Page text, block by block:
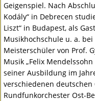
Geigenspiel. Nach
Kodály“ in Debrecen
Liszt“ in Budapest, als
Musikhochschule u. a.
Meisterschüler von Prof.
Musik „Felix
seiner Ausbildung im
verschiedenen deutschen
Rundfunkorchester Ost-